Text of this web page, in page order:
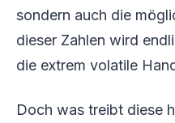
sondern auch die
dieser Zahlen wird
die extrem volatile
Doch was treibt diese